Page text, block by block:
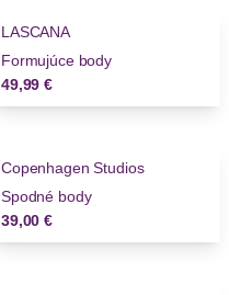
LASCANA
Formujúce body
49,99 €
Copenhagen Studios
Spodné body
39,00 €